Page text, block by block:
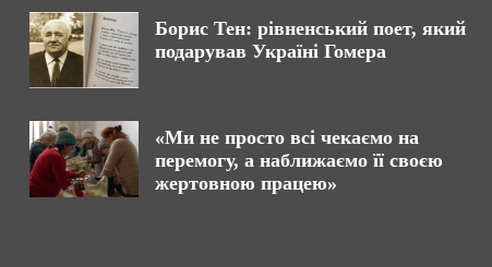
Борис Тен: рівненський поет, який
подарував Україні Гомера
«Ми не просто всі чекаємо на
перемогу, а наближаємо її своєю
жертовною працею»